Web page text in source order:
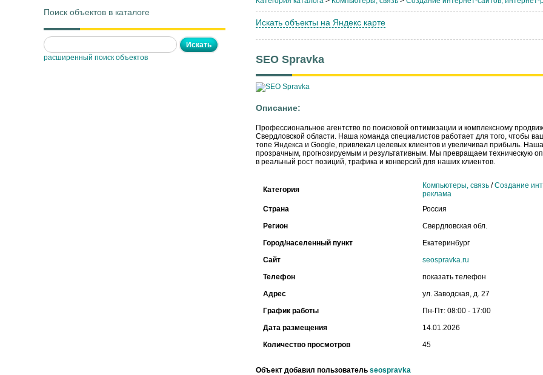
Поиск объектов в каталоге
расширенный поиск объектов
Искать объекты на Яндекс карте
SEO Spravka
Описание:
Профессиональное агентство по поисковой оптимизации и комплексному
Свердловской области. Наша команда специалистов работает для того, чтобы
топе Яндекса и Google, привлекал целевых клиентов и увеличивал прибыль.
прозрачным, прогнозируемым и результативным. Мы превращаем техническую
в реальный рост позиций, трафика и конверсий для наших клиентов.
Категория Компьютеры, связь /Создание
реклама
Страна
Россия
Регион
Свердловская обл.
Город/населенный пункт
Екатеринбург
Сайт
seospravka.ru
Телефон
показать телефон
Адрес
ул. Заводская, д. 27
График работы
Пн-Пт: 08:00 - 17:00
Дата размещения
14.01.2026
Количество просмотров
45
Объект добавил пользователь seospravka